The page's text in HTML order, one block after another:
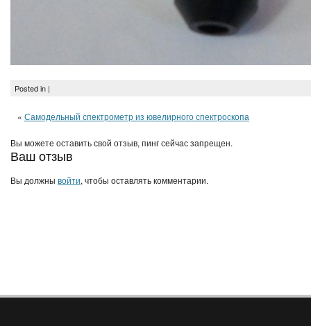
Posted in |
« Самодельный спектрометр из ювелирного спектроскопа
Вы можете оставить свой отзыв, пинг сейчас запрещен.
Ваш отзыв
Вы должны войти, чтобы оставлять комментарии.